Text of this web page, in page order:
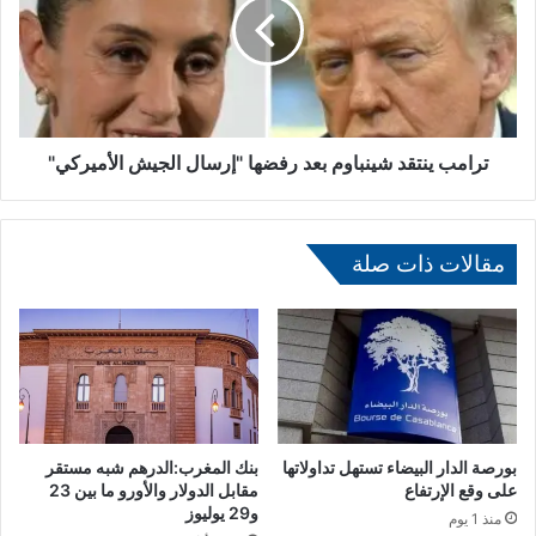
ا
ل
ث
ل
ا
ث
م
ب
ي
ن
ت
ق
ا
و
م
ب
ع
د
ض
ه
ترامب ينتقد شينباوم بعد رفضها "إرسال الجيش الأميركي"
مقالات ذات صلة
بورصة الدار البيضاء تستهل تداولاتها
على وقع الإرتفاع
منذ 1 يوم
بنك المغرب:الدرهم شبه مستقر
مقابل الدولار والأورو ما بين 23
و29 يوليوز